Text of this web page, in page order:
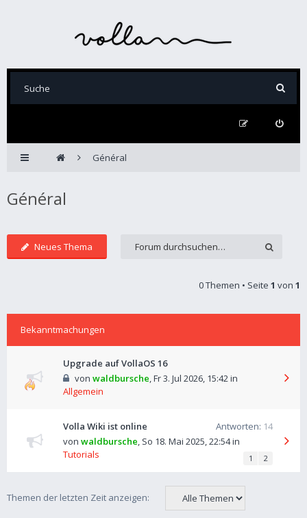
Général
Général
Neues Thema
0 Themen • Seite 1 von 1
Bekanntmachungen
Upgrade auf VollaOS 16
von waldbursche,Fr 3. Jul 2026, 15:42in
Allgemein
Volla Wiki ist online Antworten: 14
von waldbursche, So 18. Mai 2025, 22:54in
Tutorials
1 2
Themen der letzten Zeit anzeigen: